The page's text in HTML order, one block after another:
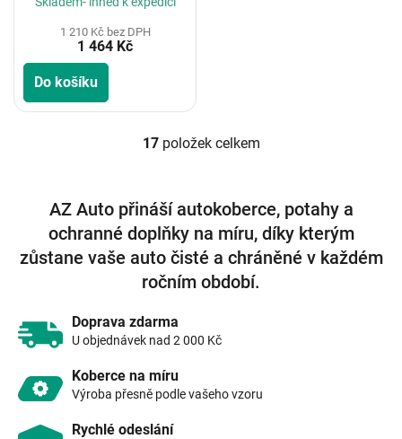
1 210 Kč bez DPH
1 464 Kč
Do košíku
O
á
d
a
c
í
p
k
ý
17položek celkem
AZ Auto přináší autokoberce, potahy a
ochranné doplňky na míru, díky kterým
zůstane vaše auto čisté a chráněné v každém
ročním období.
Doprava zdarma
U objednávek nad 2 000 Kč
Koberce na míru
Výroba přesně podle vašeho vzoru
Rychlé odeslání